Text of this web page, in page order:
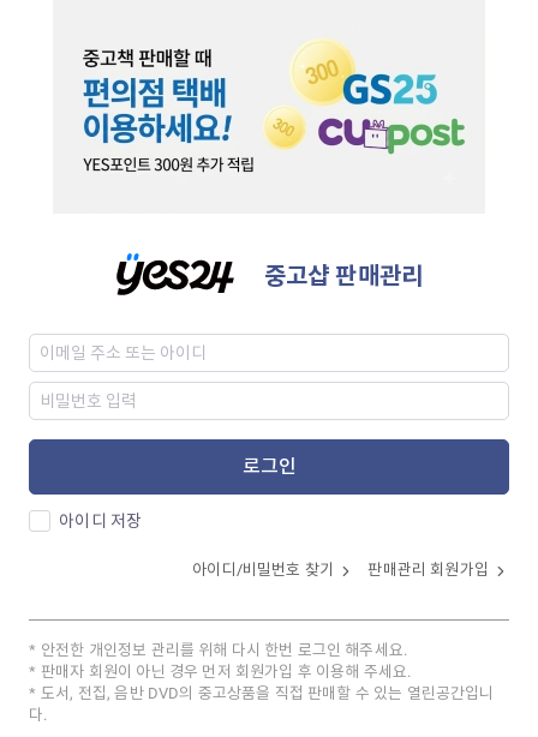
중고샵 판매관리
로그인
아이디 저장
아이디/비밀번호 찾기 판매관리 회원가입
안전한 개인정보 관리를 위해 다시 한번 로그인 해주세요.
판매자 회원이 아닌 경우 먼저 회원가입 후 이용해 주세요.
도서, 전집, 음반 DVD의 중고상품을 직접 판매할 수 있는 열린공간입니
다.